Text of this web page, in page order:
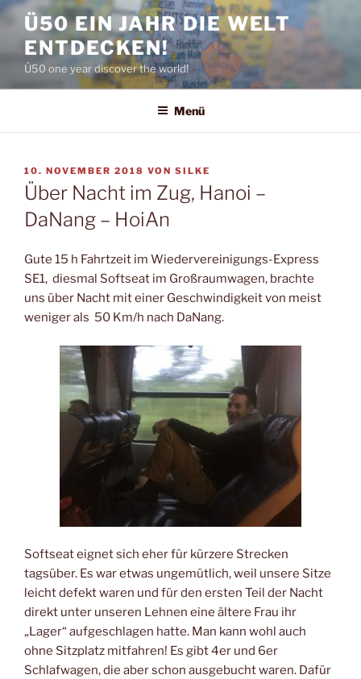
Zum
Inhalt
springen
Ü50 EIN JAHR DIE WELT
ENTDECKEN!
Ü50 one year discover the world!
Menü
VERÖFFENTLICHT
AM
10. NOVEMBER 2018 VON SILKE
Über Nacht im Zug, Hanoi –
DaNang – HoiAn
Gute 15 h Fahrtzeit im Wiedervereinigungs-Express
SE1, diesmal Softseat im Großraumwagen, brachte
uns über Nacht mit einer Geschwindigkeit von meist
weniger als 50 Km/h nach DaNang.
Softseat eignet sich eher für kürzere Strecken
tagsüber. Es war etwas ungemütlich, weil unsere Sitze
leicht defekt waren und für den ersten Teil der Nacht
direkt unter unseren Lehnen eine ältere Frau ihr
„Lager“ aufgeschlagen hatte. Man kann wohl auch
ohne Sitzplatz mitfahren! Es gibt 4er und 6er
Schlafwagen, die aber schon ausgebucht waren. Dafür